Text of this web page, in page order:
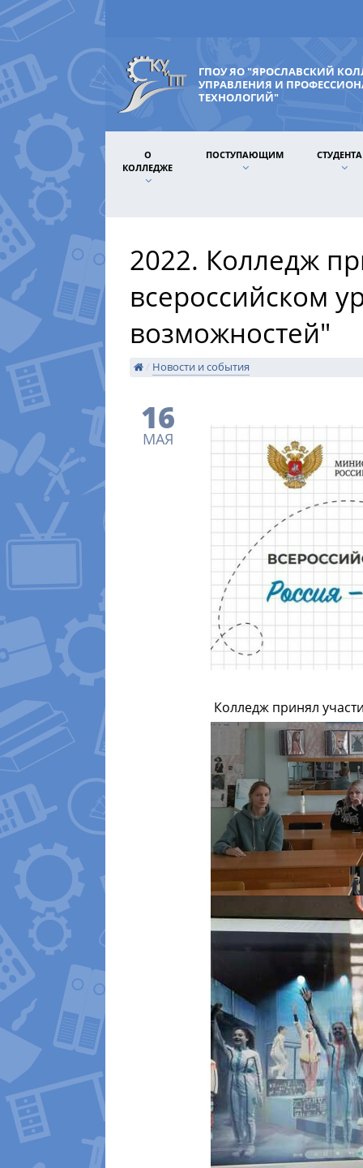
ГПОУ ЯО "ЯРОСЛАВСКИЙ
УПРАВЛЕНИЯ И
ТЕХНОЛОГИЙ"
О
КОЛЛЕДЖЕ
ПОСТУПАЮЩИМ
2022. Колледж
всероссийском
возможностей"
/ Новости и события
16
МАЯ
Колледж принял